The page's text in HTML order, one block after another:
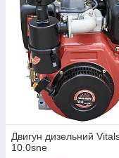
Двигун дизельний
10.0sne